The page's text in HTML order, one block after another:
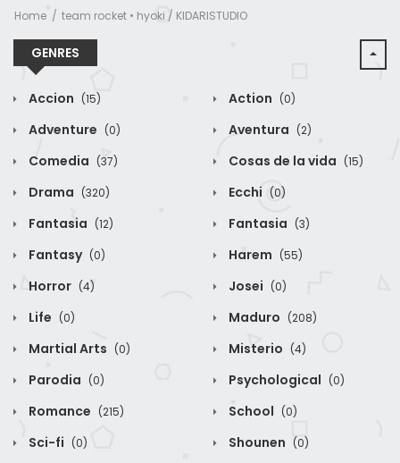
Home team rocket • hyoki / KIDARISTUDIO
GENRES
Accion (15) Action (0)
Adventure (0) Aventura (2)
Comedia (37) Cosas de la vida (15)
Drama (320) Ecchi (0)
Fantasia (12) Fantasia (3)
Fantasy (0) Harem (55)
Horror (4) Josei (0)
Life (0) Maduro (208)
Martial Arts (0) Misterio (4)
Parodia (0) Psychological (0)
Romance (215) School (0)
Sci-fi (0) Shounen (0)